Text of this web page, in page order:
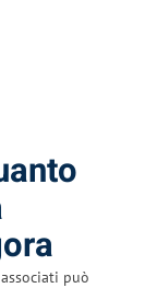
associati può